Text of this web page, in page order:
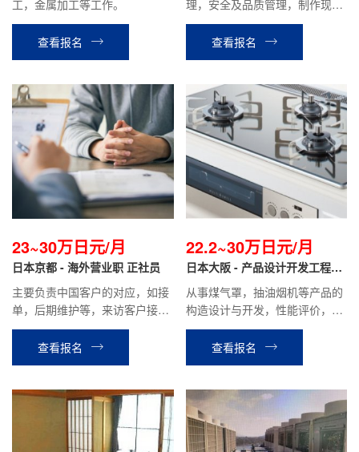
工，金属加工等工作。
查看报名
理，安全及品质管理，制作现场
的施工计划书报价单、检查报告
等，材料分配管理等业务。
查看报名
23~30万日元/月
日本京都 - 海外营业职 正社员
主要负责中国客户的对应，如接
单，后期维护等，来访客户接待
以及中国出差等工作。
查看报名
22.2~30万日元/月
日本大阪 - 产品设计开发工程师
从事煤气罩，抽油烟机等产品的
构造设计与开发，性能评价，基
板设计，控制系统开发等工作。
查看报名